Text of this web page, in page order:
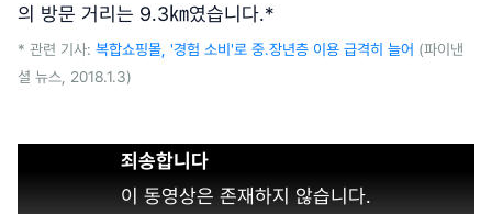
의 방문 거리는 9.3㎞였습니다.*
* 관련 기사: 복합쇼핑몰, '경험 소비'로 중.장년층 이용 급격히 늘어 (파이낸
셜 뉴스, 2018.1.3)
죄송합니다
이 동영상은 존재하지 않습니다.